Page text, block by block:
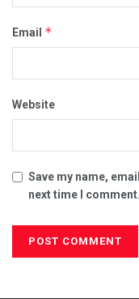
Email *
Website
Save my name,
next time I comment.